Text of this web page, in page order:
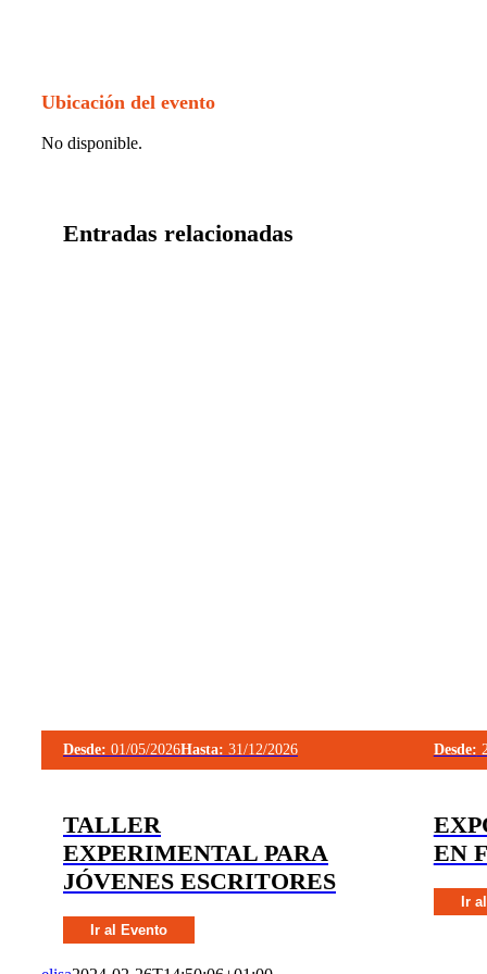
Ubicación del evento
No disponible.
Entradas relacionadas
Desde: 01/05/2026Hasta: 31/12/2026
TALLER
EXPERIMENTAL PARA
JÓVENES ESCRITORES
Ir al Evento
Desde:
EN
Ir